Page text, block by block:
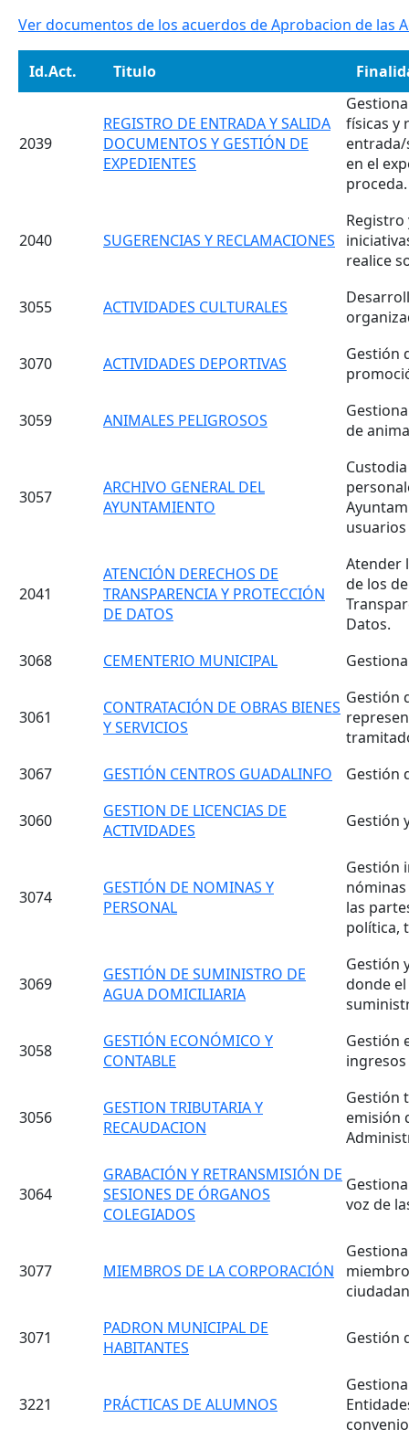
Ver documentos de los acuerdos de Aprobacion de las
Id.Act. Titulo
2039
REGISTRO DE ENTRADA Y SALIDA
DOCUMENTOS Y GESTIÓN DE
EXPEDIENTES
físicas y
en el
proceda.
2040 SUGERENCIAS Y RECLAMACIONES
realice
3055 ACTIVIDADES CULTURALES
3070 ACTIVIDADES DEPORTIVAS
Gestión
3059 ANIMALES PELIGROSOS
de
3057
ARCHIVO GENERAL DEL
AYUNTAMIENTO
2041
ATENCIÓN DERECHOS DE
TRANSPARENCIA Y PROTECCIÓN
DE DATOS
Atender
de los
Datos.
3068
CEMENTERIO MUNICIPAL
3061
CONTRATACIÓN DE OBRAS BIENES
Y SERVICIOS
Gestión
3067
GESTIÓN CENTROS GUADALINFO Gestión
3060
GESTION DE LICENCIAS DE
ACTIVIDADES
Gestión
3074
GESTIÓN DE NOMINAS Y
PERSONAL
Gestión
las
política,
3069
GESTIÓN DE SUMINISTRO DE
AGUA DOMICILIARIA
Gestión
donde
3058
GESTIÓN ECONÓMICO Y
CONTABLE
Gestión
3056
GESTION TRIBUTARIA Y
RECAUDACION
Gestión
emisión
3064
GRABACIÓN Y RETRANSMISIÓN DE
SESIONES DE ÓRGANOS
COLEGIADOS
voz de
3077 MIEMBROS DE LA CORPORACIÓN
3071
PADRON MUNICIPAL DE
HABITANTES
Gestión
3221 PRÁCTICAS DE ALUMNOS